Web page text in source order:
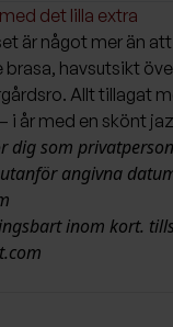
det lilla extra
är något mer än
havsutsikt
Allt tillagat
i år med en skönt
dig som
angivna
inom kort.